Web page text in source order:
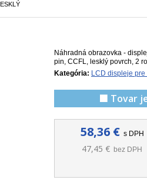
Náhradná obrazovka -
pin, CCFL, lesklý povrch, 2
Kategória: LCD displeje
🟩 Tovar
58,36 € s DPH
47,45 € bez DPH